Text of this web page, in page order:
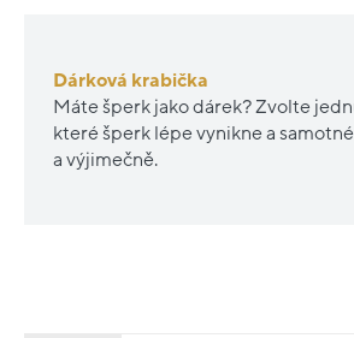
Dárková krabička
Máte šperk jako dárek? Zvolte
které šperk lépe vynikne a
a výjimečně.